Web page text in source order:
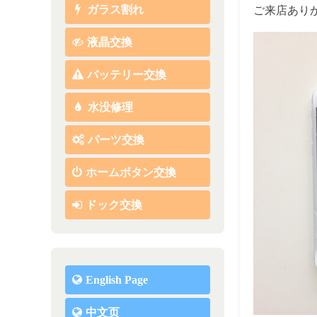
ガラス割れ
液晶交換
バッテリー交換
水没修理
パーツ交換
ホームボタン交換
ドック交換
English Page
中文页
ご来店あり